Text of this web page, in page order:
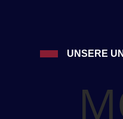
UNSERE